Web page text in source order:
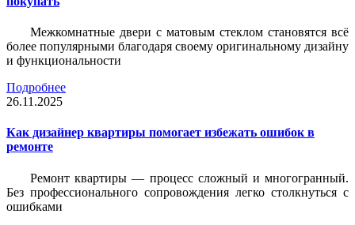
Межкомнатные двери с матовым стеклом становятся всё
более популярными благодаря своему оригинальному дизайну
и функциональности
Подробнее
26.11.2025
Как дизайнер квартиры помогает избежать ошибок в
ремонте
Ремонт квартиры — процесс сложный и многогранный.
Без профессионального сопровождения легко столкнуться с
ошибками